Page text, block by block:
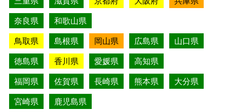
奈良県
和歌山県
鳥取県
島根県 岡山県 広島県
山口県
徳島県
香川県 愛媛県
高知県
福岡県
佐賀県 長崎県 熊本県
大分県
宮崎県
鹿児島県